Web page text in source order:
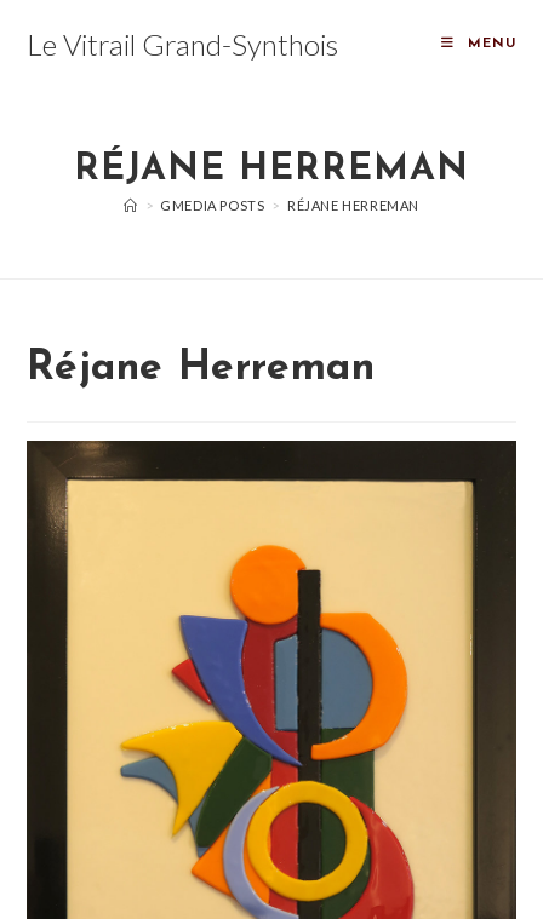
Le Vitrail Grand-Synthois MENU
RÉJANE HERREMAN
> GMEDIA POSTS > RÉJANE HERREMAN
Réjane Herreman